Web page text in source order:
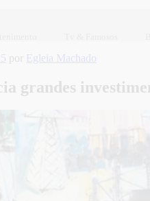
por Egleia Machado
grandes